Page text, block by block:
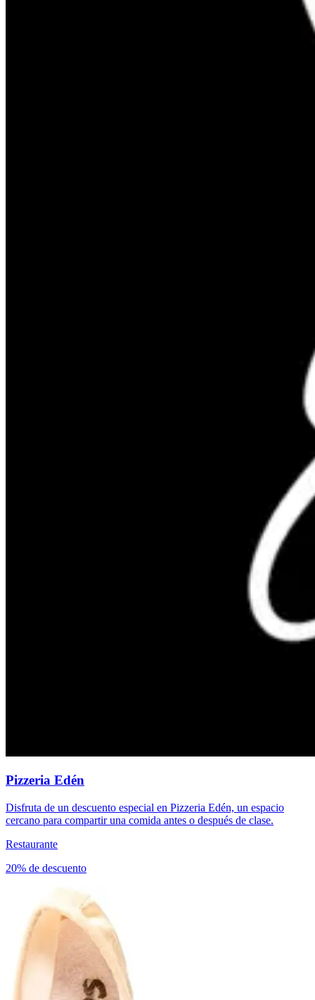
Pizzeria Edén
Disfruta de un descuento especial en Pizzeria Edén, un espacio
cercano para compartir una comida antes o después de clase.
Restaurante
20% de descuento